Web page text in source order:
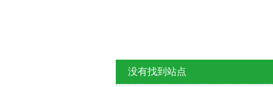
没有找到站点